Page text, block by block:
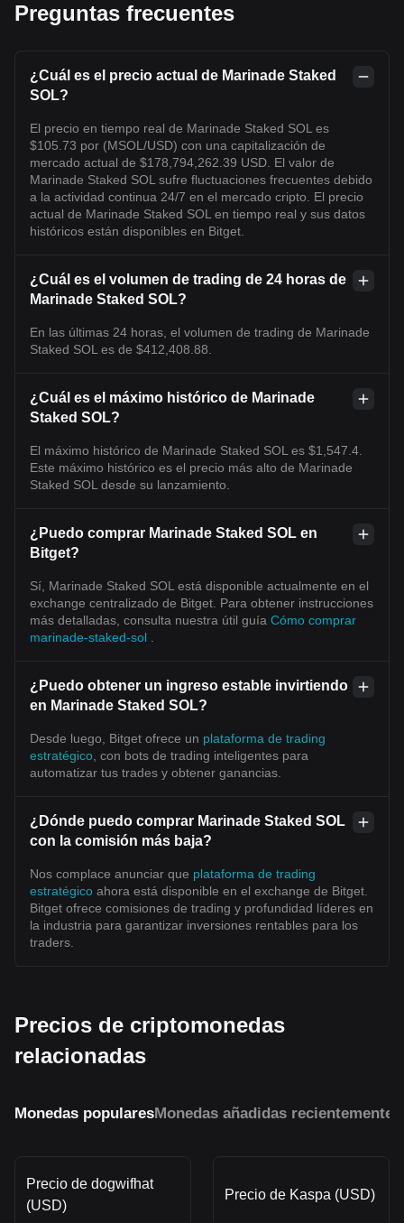
Preguntas frecuentes
¿Cuál es el precio actual de Marinade Staked
SOL?
El precio en tiempo real de Marinade Staked SOL es
$105.73 por (MSOL/USD) con una capitalización de
mercado actual de $178,794,262.39 USD. El valor de
Marinade Staked SOL sufre fluctuaciones frecuentes debido
a la actividad continua 24/7 en el mercado cripto. El precio
actual de Marinade Staked SOL en tiempo real y sus datos
históricos están disponibles en Bitget.
¿Cuál es el volumen de trading de 24 horas de
Marinade Staked SOL?
En las últimas 24 horas, el volumen de trading de Marinade
Staked SOL es de $412,408.88.
¿Cuál es el máximo histórico de Marinade
Staked SOL?
El máximo histórico de Marinade Staked SOL es $1,547.4.
Este máximo histórico es el precio más alto de Marinade
Staked SOL desde su lanzamiento.
¿Puedo comprar Marinade Staked SOL en
Bitget?
Sí, Marinade Staked SOL está disponible actualmente en el
exchange centralizado de Bitget. Para obtener instrucciones
más detalladas, consulta nuestra útil guía Cómo comprar
marinade-staked-sol
¿Puedo obtener un ingreso estable invirtiendo
en Marinade Staked SOL?
Desde luego, Bitget ofrece un plataforma de trading
estratégico , con bots de trading inteligentes para
automatizar tus trades y obtener ganancias.
¿Dónde puedo comprar Marinade Staked SOL
con la comisión más baja?
Nos complace anunciar que plataforma de trading
estratégico ahora está disponible en el exchange de Bitget.
Bitget ofrece comisiones de trading y profundidad líderes en
la industria para garantizar inversiones rentables para los
traders.
Precios de criptomonedas
relacionadas
Monedas popularesMonedas añadidas recientemente
Precio de dogwifhat
(USD)
Precio de Kaspa (USD)